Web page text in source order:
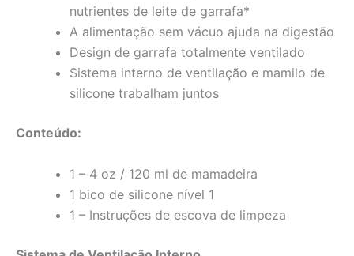
nutrientes de leite de garrafa*
A alimentação sem vácuo ajuda na digestão
Design de garrafa totalmente ventilado
Sistema interno de ventilação e mamilo de
silicone trabalham juntos
Conteúdo:
1 – 4 oz / 120 ml de mamadeira
1 bico de silicone nível 1
1 – Instruções de escova de limpeza